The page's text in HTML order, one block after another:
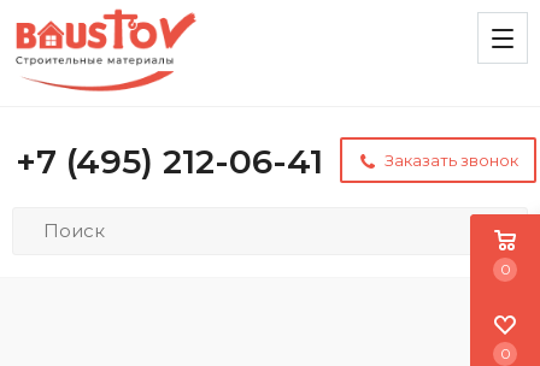
+7 (495) 212-06-41 Заказать звонок
0
0